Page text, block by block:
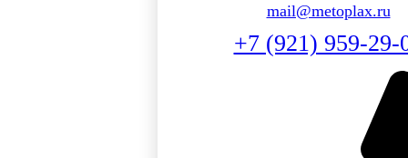
mail@metoplax.ru
+7 (921) 959-29-